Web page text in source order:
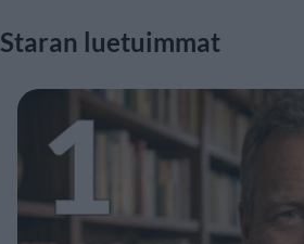
Staran luetuimmat
1